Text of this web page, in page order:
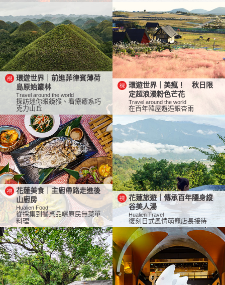
環遊世界｜前進菲律賓薄荷
島原始叢林
Travel around the world
探訪迷你眼鏡猴、看療癒系巧
克力山丘
環遊世界｜美瘋！ 秋日限
定超浪漫粉色芒花
Travel around the world
在百年韓屋邂逅銀杏雨
花蓮美食｜主廚帶路走進後
山廚房
Hualien Food
從採集到餐桌品嚐原民無菜單
料理
花蓮旅遊｜傳承百年隱身縱
谷美人湯
Hualien Travel
復刻日式風情萌寵店長接待